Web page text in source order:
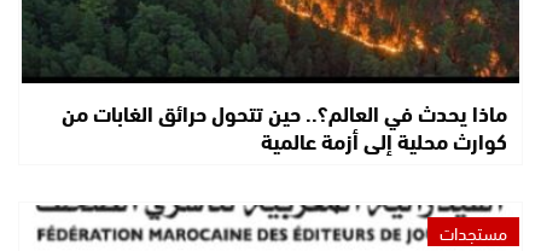
ماذا يحدث في العالم؟.. حين تتحول حرائق الغابات من
كوارث محلية إلى أزمة عالمية
مستجدات